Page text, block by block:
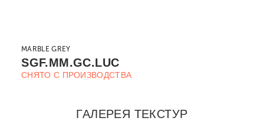
MARBLE GREY
SGF.MM.GC.LUC
СНЯТО С ПРОИЗВОДСТВА
ГАЛЕРЕЯ ТЕКСТУР